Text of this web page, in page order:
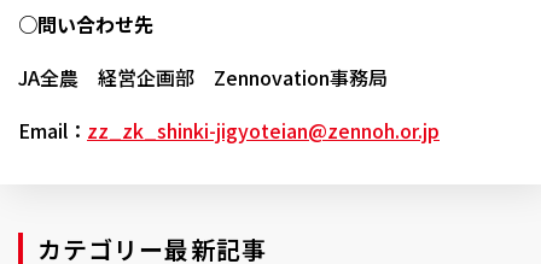
○問い合わせ先
JA全農 経営企画部 Zennovation事務局
Email ： zz_zk_shinki-jigyoteian@zennoh.or.jp
カテゴリー最新記事